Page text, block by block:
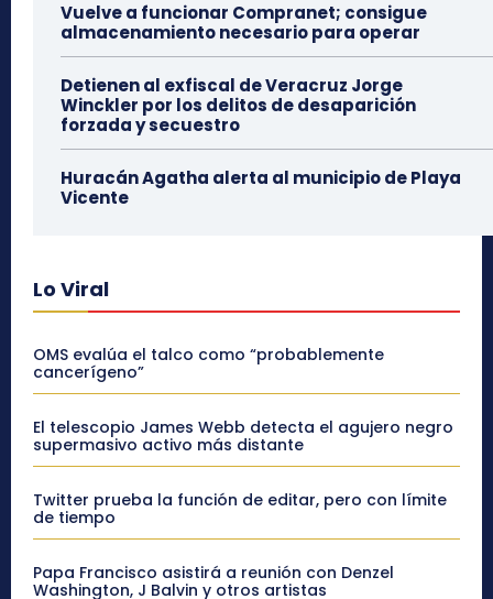
Vuelve a funcionar Compranet; consigue
almacenamiento necesario para operar
Detienen al exfiscal de Veracruz Jorge
Winckler por los delitos de desaparición
forzada y secuestro
Huracán Agatha alerta al municipio de Playa
Vicente
Lo Viral
OMS evalúa el talco como “probablemente
cancerígeno”
El telescopio James Webb detecta el agujero negro
supermasivo activo más distante
Twitter prueba la función de editar, pero con límite
de tiempo
Papa Francisco asistirá a reunión con Denzel
Washington, J Balvin y otros artistas